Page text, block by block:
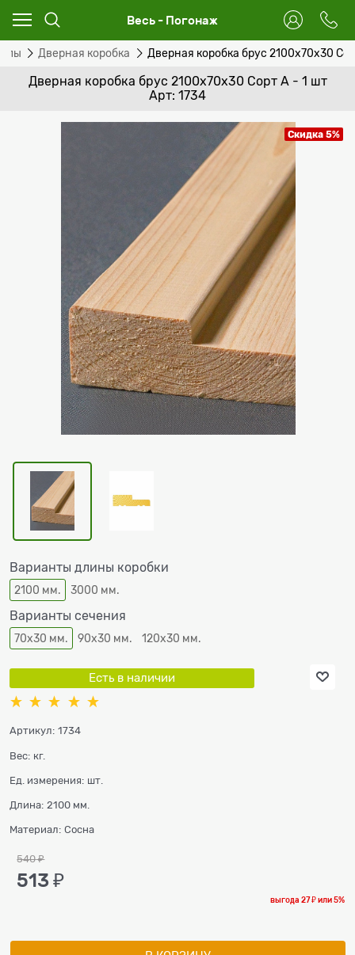
Весь - Погонаж
Дверная коробка Дверная коробка брус 2100х70х30
Дверная коробка брус 2100х70х30 Сорт А - 1 шт
Арт: 1734
Скидка 5%
Варианты длины коробки
2100 мм. 3000 мм.
Варианты сечения
70х30 мм. 90х30 мм. 120х30 мм.
Есть в наличии
Артикул: 1734
Вес: кг.
Ед. измерения: шт.
Длина: 2100 мм.
Материал: Сосна
540 ₽
513 ₽
выгода27 ₽или5%